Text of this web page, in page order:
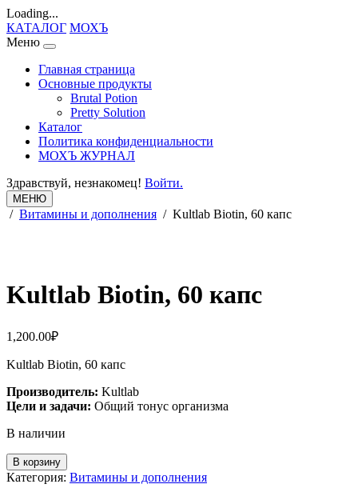
Loading...
КАТАЛОГ МОХЪ
Меню
Главная страница
Основные продукты
Brutal Potion
Pretty Solution
Каталог
Политика конфиденциальности
МОХЪ ЖУРНАЛ
Здравствуй, незнакомец! Войти.
МЕНЮ
/ Витамины и дополнения / Kultlab Biotin, 60 капс
Kultlab Biotin, 60 капс
1,200.00₽
Kultlab Biotin, 60 капс
Производитель: Kultlab
Цели и задачи: Общий тонус организма
В наличии
В корзину
Категория: Витамины и дополнения